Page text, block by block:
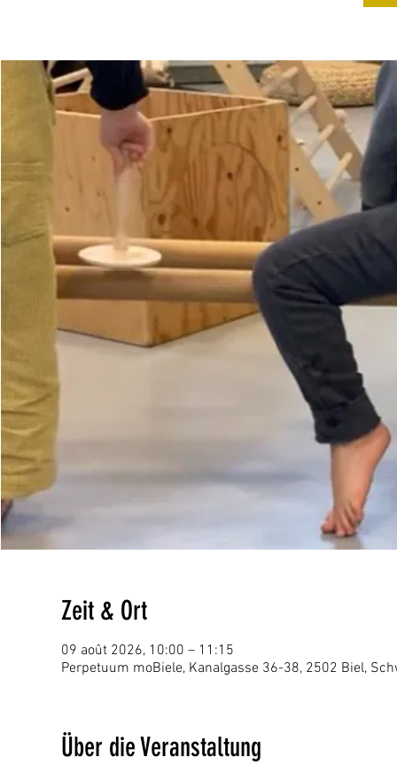
Zeit & Ort
09 août 2026, 10:00 – 11:15
Perpetuum moBiele, Kanalgasse 36-38, 2502 Biel,
Über die Veranstaltung